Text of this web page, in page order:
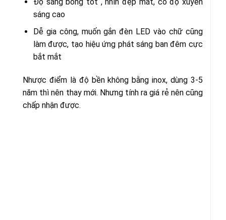
sáng cao
Dễ gia công, muốn gắn đèn LED vào chữ cũng
làm được, tạo hiệu ứng phát sáng ban đêm cực
bắt mắt
Nhược điểm là độ bền không bằng inox, dùng 3-5
năm thì nên thay mới. Nhưng tính ra giá rẻ nên cũng
chấp nhận được.